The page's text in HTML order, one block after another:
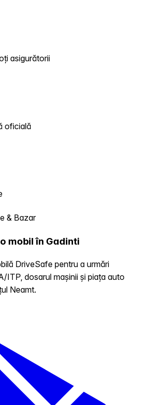
asigurătorii
oficială
& Bazar
mobil în Gadinti
DriveSafe pentru a urmări
ITP, dosarul mașinii și piața auto
Neamt.